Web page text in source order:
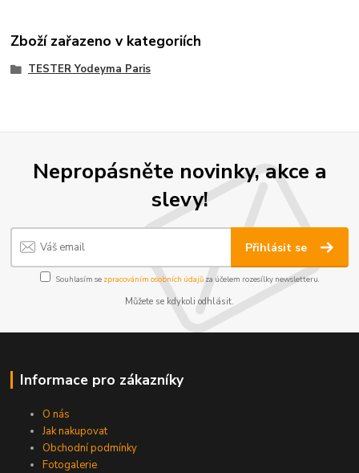
Zboží zařazeno v kategoriích
TESTER Yodeyma Paris
Nepropásněte novinky, akce a
slevy!
Přihlásit se
Souhlasím se zpracováním osobních údajůza účelem rozesílky newsletteru.
Můžete se kdykoli odhlásit.
Informace pro zákazníky
O nás
Jak nakupovat
Obchodní podmínky
Fotogalerie